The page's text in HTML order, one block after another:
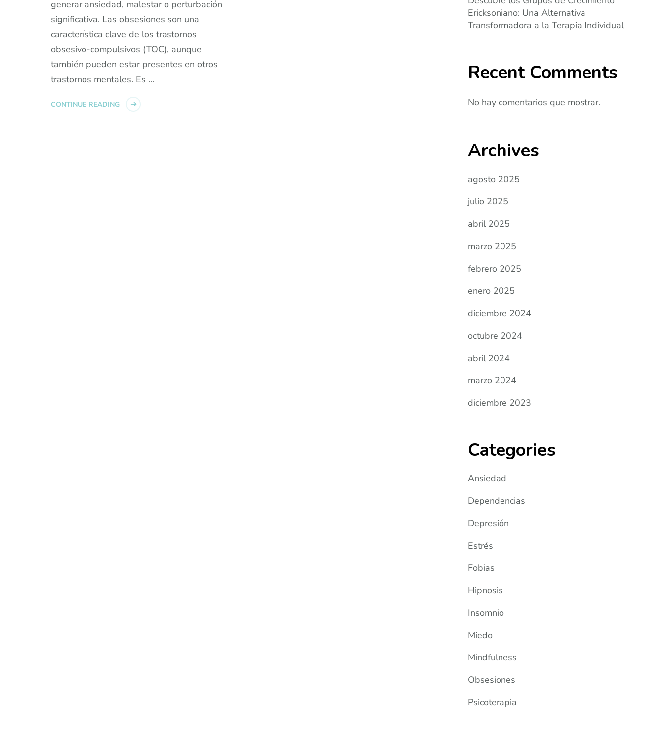
generar ansiedad, malestar o perturbación
significativa. Las obsesiones son una
característica clave de los trastornos
obsesivo-compulsivos (TOC), aunque
también pueden estar presentes en otros
trastornos mentales. Es …
CONTINUE READING
Ericksoniano: Una Alternativa
Transformadora a la Terapia Individual
Recent Comments
No hay comentarios que mostrar.
Archives
agosto 2025
julio 2025
abril 2025
marzo 2025
febrero 2025
enero 2025
diciembre 2024
octubre 2024
abril 2024
marzo 2024
diciembre 2023
Categories
Ansiedad
Dependencias
Depresión
Estrés
Fobias
Hipnosis
Insomnio
Miedo
Mindfulness
Obsesiones
Psicoterapia